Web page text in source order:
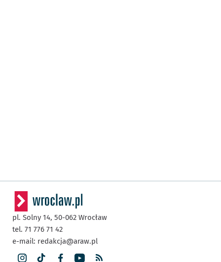
pl. Solny 14, 50-062 Wrocław
tel. 71 776 71 42
e-mail: redakcja@araw.pl